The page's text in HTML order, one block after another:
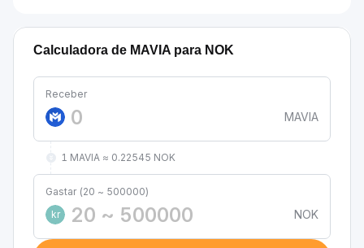
Calculadora de MAVIA para NOK
Receber
MAVIA
1 MAVIA ≈ 0.22545 NOK
Gastar (20 ~ 500000)
kr
NOK